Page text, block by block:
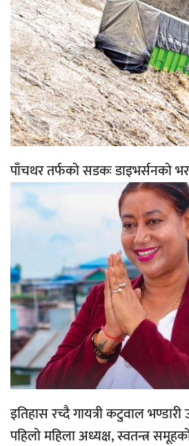
पाँचथर तर्फको सडकः डाइभर्सनको
इतिहास रच्दै गायत्री कटुवाल
पहिलो महिला अध्यक्ष, स्वतन्त्र